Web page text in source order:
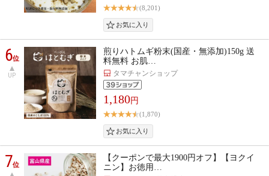
(8,201)
6位
UP
煎りハトムギ粉末(国産・無添加)150g 送
料無料 お肌…
タマチャンショップ
1,180円
(1,870)
7位
【クーポンで最大1900円オフ】【ヨクイ
ニン】お徳用…